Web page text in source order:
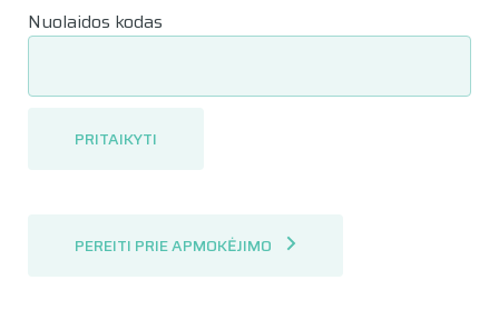
Nuolaidos kodas
PRITAIKYTI
PEREITI PRIE APMOKĖJIMO